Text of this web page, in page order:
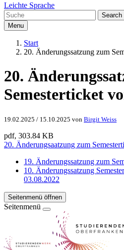
Leichte Sprache
Search
Menu
Start
20. Änderungssatzung zum
20.
Semesterticket
19.02.2025 / 15.10.2025 von Birgit Weiss
pdf, 303.84 KB
20. Änderungsaatzung zum
19. Änderungssatzung zum
10. Änderungssatzung
03.08.2022
Seitenmenü öffnen
Seitenmenü